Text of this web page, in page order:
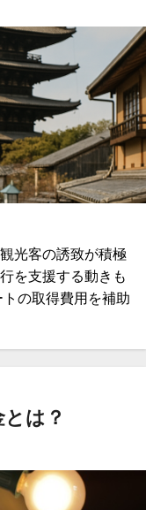
光客の誘致が積極
を支援する動きも
の取得費用を補助
は？